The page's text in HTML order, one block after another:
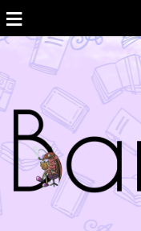
≡